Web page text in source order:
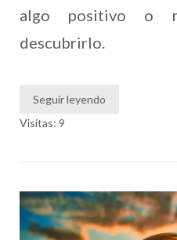
algo positivo o
descubrirlo.
Seguir leyendo
Visitas: 9